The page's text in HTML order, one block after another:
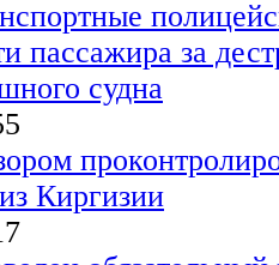
пассажира за
судна
Киргизии